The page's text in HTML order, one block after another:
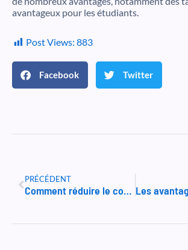
avantageux pour les étudiants.
Post Views: 883
Facebook Twitter
Précédent
PRÉCÉDENT
Comment réduire le coût de votre assurance habitation étudiant boursier